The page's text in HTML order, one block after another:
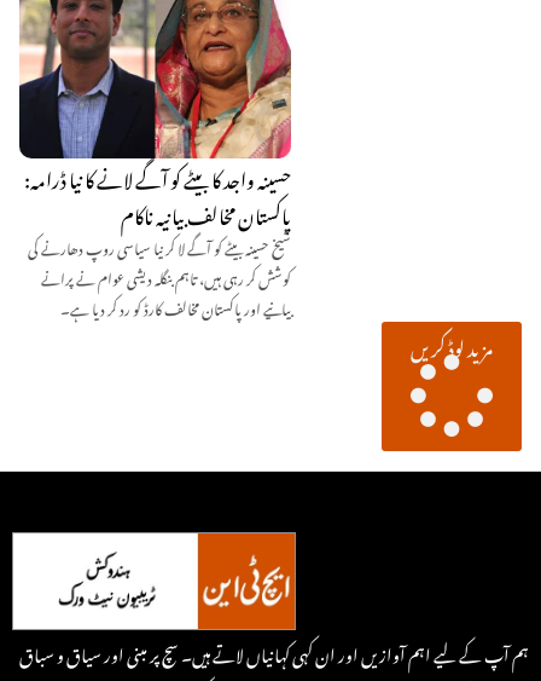
حسینہ واجد کا بیٹے کو آگے لانے کا نیا ڈرامہ:
پاکستان مخالف بیانیہ ناکام
شیخ حسینہ بیٹے کو آگے لا کر نیا سیاسی روپ دھارنے کی
کوشش کر رہی ہیں، تاہم بنگلہ دیشی عوام نے پرانے
بیانیے اور پاکستان مخالف کارڈ کو رد کر دیا ہے۔
مزید لوڈ کریں
ہم آپ کے لیے اہم آوازیں اور ان کہی کہانیاں لاتے ہیں۔ سچ پر مبنی اور سیاق و سباق